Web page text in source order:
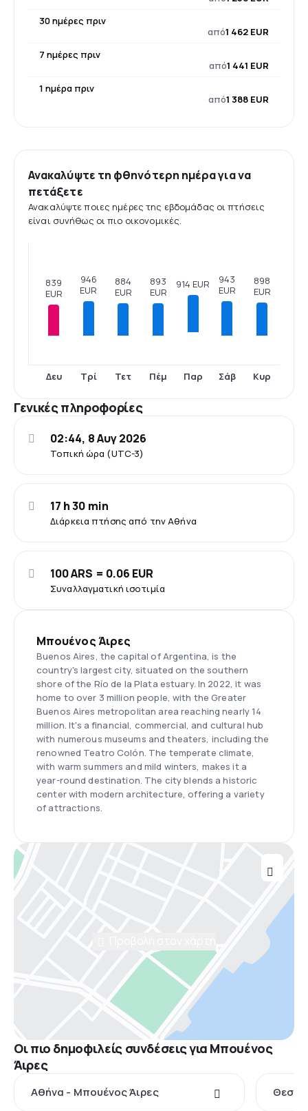
30 ημέρες πριν
από1 462 EUR
7 ημέρες πριν
από1 441 EUR
1 ημέρα πριν
από1 388 EUR
Ανακαλύψτε τη φθηνότερη ημέρα για να
πετάξετε
Ανακαλύψτε ποιες ημέρες της εβδομάδας οι πτήσεις
είναι συνήθως οι πιο οικονομικές.
839
EUR
Δευ
946
EUR
Τρί
884
EUR
Τετ
893
EUR
Πέμ
914 EUR
Παρ
943
EUR
Σάβ
898
EUR
Κυρ
Γενικές πληροφορίες
Τοπική ώρα (UTC-3)
02:44, 8 Αυγ 2026
Διάρκεια πτήσης από την Αθήνα
17 h 30 min
Συναλλαγματική ισοτιμία
100 ARS = 0.06 EUR
Μπουένος Άιρες
Buenos Aires, the capital of Argentina, is the
country's largest city, situated on the southern
shore of the Río de la Plata estuary. In 2022, it was
home to over 3 million people, with the Greater
Buenos Aires metropolitan area reaching nearly 14
million. It's a financial, commercial, and cultural hub
with numerous museums and theaters, including the
renowned Teatro Colón. The temperate climate,
with warm summers and mild winters, makes it a
year-round destination. The city blends a historic
center with modern architecture, offering a variety
of attractions.
Οι πιο δημοφιλείς συνδέσεις για Μπουένος
Άιρες
Αθήνα - Μπουένος Άιρες